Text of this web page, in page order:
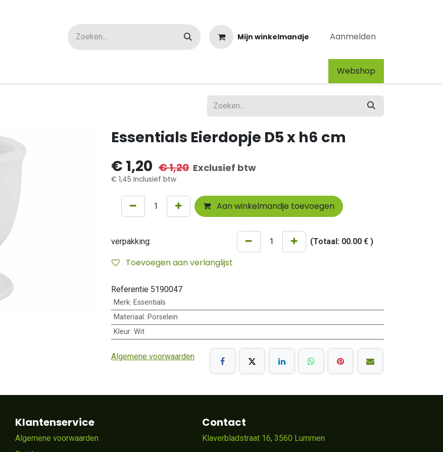
Mijn winkelmandje Aanmelden
Webshop​
Essentials Eierdopje D5 x h6 cm
€ 1,20 €1,20 Exclusief btw
€ 1,45 Inclusief btw
Aan winkelmandje toevoegen
verpakking: (Totaal: 00.00 € )
Toevoegen aan verlanglijst
Referentie 5190047
Merk: Essentials
Materiaal : Porselein
Kleur: Wit
Algemene voorwaarden
Klantenservice
Algemene voorwaarden
Contact
Klaverbladstraat 16, 3560 Lummen